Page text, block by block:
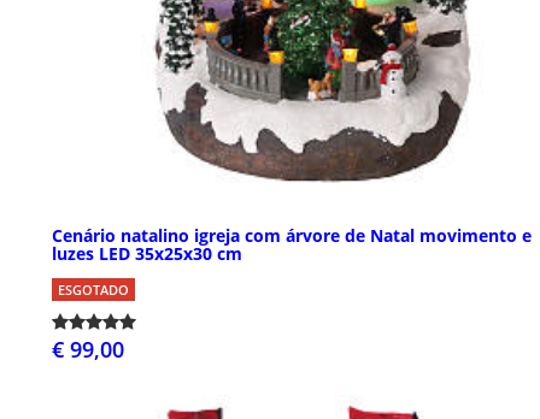
Cenário natalino igreja com árvore de Natal movimento e
luzes LED 35x25x30 cm
ESGOTADO
€ 99,00